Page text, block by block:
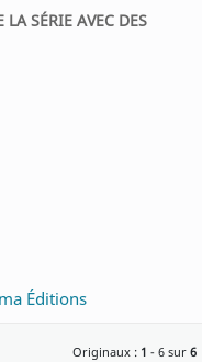
LA SÉRIE AVEC DES
Éditions
Originaux : 1 - 6 sur 6